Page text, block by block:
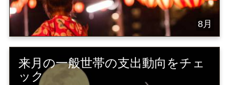
8月
来月の一般世帯の支出動向をチェ
ック